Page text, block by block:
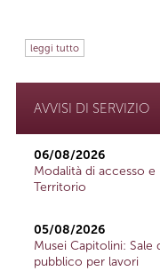
leggi tutto
AVVISI DI SERVIZIO
06/08/2026
Modalità di accesso
Territorio
05/08/2026
Musei Capitolini:
pubblico per lavori